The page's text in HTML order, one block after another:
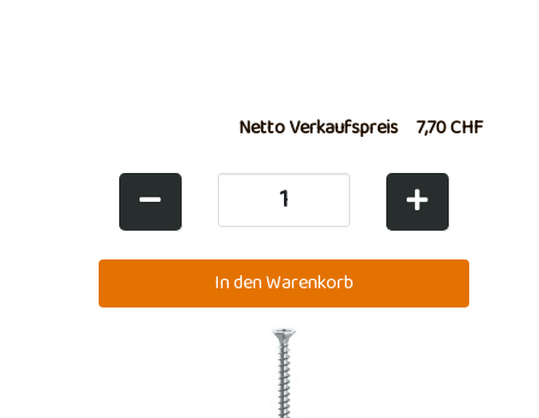
Netto Verkaufspreis 7,70 CHF